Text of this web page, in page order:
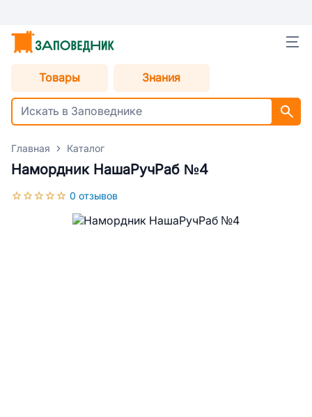
Товары Знания
Главная Каталог
Намордник НашаРучРаб №4
0 отзывов